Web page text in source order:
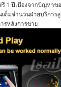
รี 1 ปีเนื่องจากปัญหา
เต็มจำนวนฝ่ายบริกา
รหลังการขาย